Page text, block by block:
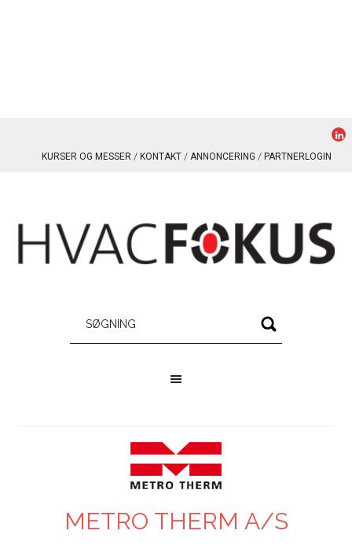
KURSER OG MESSER KONTAKT ANNONCERING PARTNERLOGIN
METRO THERM A/S